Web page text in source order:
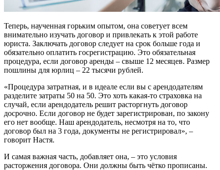
Теперь, наученная горьким опытом, она советует всем
внимательно изучать договор и привлекать к этой работе
юриста. Заключать договор следует на срок больше года и
обязательно оплатить госрегистрацию. Это обязательная
процедура, если договор аренды – свыше 12 месяцев. Размер
пошлины для юрлиц – 22 тысячи рублей.
«Процедура затратная, и в идеале если вы с арендодателям
разделите затраты 50 на 50. Это хоть какая-то страховка на
случай, если арендодатель решит расторгнуть договор
досрочно. Если договор не будет зарегистрирован, по закону
его нет вообще. Наш арендодатель, несмотря на то, что
договор был на 3 года, документы не регистрировал», –
говорит Настя.
И самая важная часть, добавляет она, – это условия
расторжения договора. Они должны быть чётко прописаны.